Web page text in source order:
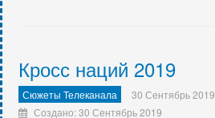
Кросс наций 2019
Сюжеты Телеканала
30 Сентябрь 2019
Создано: 30 Сентябрь 2019